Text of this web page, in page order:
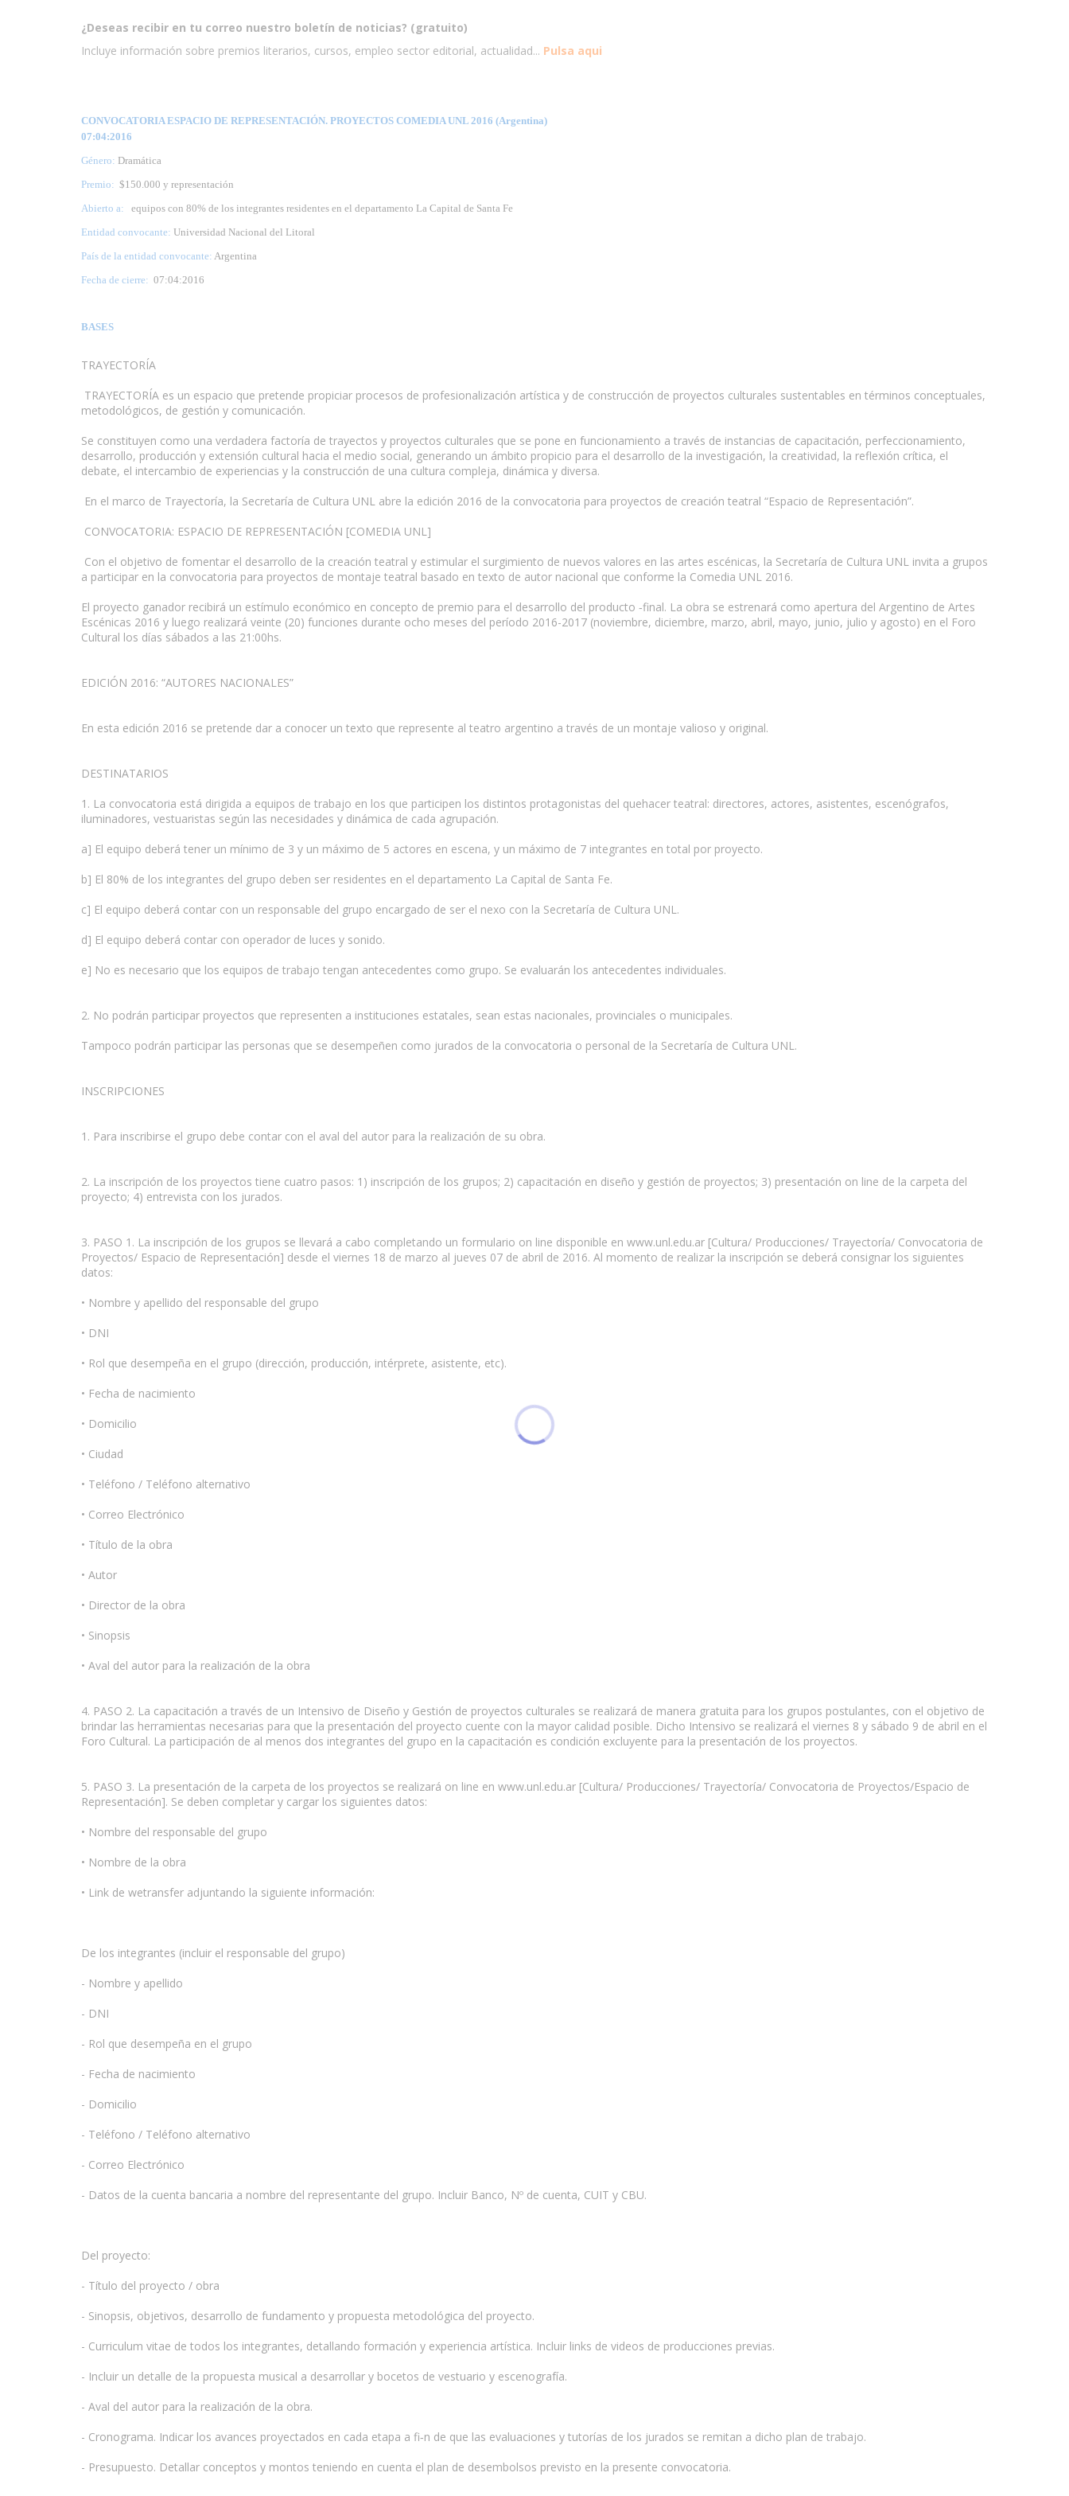
¿Deseas recibir en tu correo nuestro boletín de noticias? (gratuito)
Incluye información sobre premios literarios, cursos, empleo sector editorial, actualidad... Pulsa aqui
CONVOCATORIA ESPACIO DE REPRESENTACIÓN. PROYECTOS COMEDIA UNL 2016 (Argentina)
07:04:2016
Género: Dramática
Premio: $150.000 y representación
Abierto a: equipos con 80% de los integrantes residentes en el departamento La Capital de Santa Fe
Entidad convocante: Universidad Nacional del Litoral
País de la entidad convocante: Argentina
Fecha de cierre: 07:04:2016
BASES
TRAYECTORÍA
TRAYECTORÍA es un espacio que pretende propiciar procesos de profesionalización artística y de construcción de proyectos culturales sustentables en términos conceptuales,
metodológicos, de gestión y comunicación.
Se constituyen como una verdadera factoría de trayectos y proyectos culturales que se pone en funcionamiento a través de instancias de capacitación, perfeccionamiento,
desarrollo, producción y extensión cultural hacia el medio social, generando un ámbito propicio para el desarrollo de la investigación, la creatividad, la refl­exión crítica, el
debate, el intercambio de experiencias y la construcción de una cultura compleja, dinámica y diversa.
En el marco de Trayectoría, la Secretaría de Cultura UNL abre la edición 2016 de la convocatoria para proyectos de creación teatral “Espacio de Representación”.
CONVOCATORIA: ESPACIO DE REPRESENTACIÓN [COMEDIA UNL]
Con el objetivo de fomentar el desarrollo de la creación teatral y estimular el surgimiento de nuevos valores en las artes escénicas, la Secretaría de Cultura UNL invita a grupos
a participar en la convocatoria para proyectos de montaje teatral basado en texto de autor nacional que conforme la Comedia UNL 2016.
El proyecto ganador recibirá un estímulo económico en concepto de premio para el desarrollo del producto ‑final. La obra se estrenará como apertura del Argentino de Artes
Escénicas 2016 y luego realizará veinte (20) funciones durante ocho meses del período 2016-2017 (noviembre, diciembre, marzo, abril, mayo, junio, julio y agosto) en el Foro
Cultural los días sábados a las 21:00hs.
EDICIÓN 2016: “AUTORES NACIONALES”
En esta edición 2016 se pretende dar a conocer un texto que represente al teatro argentino a través de un montaje valioso y original.
DESTINATARIOS
1. La convocatoria está dirigida a equipos de trabajo en los que participen los distintos protagonistas del quehacer teatral: directores, actores, asistentes, escenógrafos,
iluminadores, vestuaristas según las necesidades y dinámica de cada agrupación.
a] El equipo deberá tener un mínimo de 3 y un máximo de 5 actores en escena, y un máximo de 7 integrantes en total por proyecto.
b] El 80% de los integrantes del grupo deben ser residentes en el departamento La Capital de Santa Fe.
c] El equipo deberá contar con un responsable del grupo encargado de ser el nexo con la Secretaría de Cultura UNL.
d] El equipo deberá contar con operador de luces y sonido.
e] No es necesario que los equipos de trabajo tengan antecedentes como grupo. Se evaluarán los antecedentes individuales.
2. No podrán participar proyectos que representen a instituciones estatales, sean estas nacionales, provinciales o municipales.
Tampoco podrán participar las personas que se desempeñen como jurados de la convocatoria o personal de la Secretaría de Cultura UNL.
INSCRIPCIONES
1. Para inscribirse el grupo debe contar con el aval del autor para la realización de su obra.
2. La inscripción de los proyectos tiene cuatro pasos: 1) inscripción de los grupos; 2) capacitación en diseño y gestión de proyectos; 3) presentación on line de la carpeta del
proyecto; 4) entrevista con los jurados.
3. PASO 1. La inscripción de los grupos se llevará a cabo completando un formulario on line disponible en www.unl.edu.ar [Cultura/ Producciones/ Trayectoría/ Convocatoria de
Proyectos/ Espacio de Representación] desde el viernes 18 de marzo al jueves 07 de abril de 2016. Al momento de realizar la inscripción se deberá consignar los siguientes
datos:
• Nombre y apellido del responsable del grupo
• DNI
• Rol que desempeña en el grupo (dirección, producción, intérprete, asistente, etc).
• Fecha de nacimiento
• Domicilio
• Ciudad
• Teléfono / Teléfono alternativo
• Correo Electrónico
• Título de la obra
• Autor
• Director de la obra
• Sinopsis
• Aval del autor para la realización de la obra
4. PASO 2. La capacitación a través de un Intensivo de Diseño y Gestión de proyectos culturales se realizará de manera gratuita para los grupos postulantes, con el objetivo de
brindar las herramientas necesarias para que la presentación del proyecto cuente con la mayor calidad posible. Dicho Intensivo se realizará el viernes 8 y sábado 9 de abril en el
Foro Cultural. La participación de al menos dos integrantes del grupo en la capacitación es condición excluyente para la presentación de los proyectos.
5. PASO 3. La presentación de la carpeta de los proyectos se realizará on line en www.unl.edu.ar [Cultura/ Producciones/ Trayectoría/ Convocatoria de Proyectos/Espacio de
Representación]. Se deben completar y cargar los siguientes datos:
• Nombre del responsable del grupo
• Nombre de la obra
• Link de wetransfer adjuntando la siguiente información:
De los integrantes (incluir el responsable del grupo)
- Nombre y apellido
- DNI
- Rol que desempeña en el grupo
- Fecha de nacimiento
- Domicilio
- Teléfono / Teléfono alternativo
- Correo Electrónico
- Datos de la cuenta bancaria a nombre del representante del grupo. Incluir Banco, Nº de cuenta, CUIT y CBU.
Del proyecto:
- Título del proyecto / obra
- Sinopsis, objetivos, desarrollo de fundamento y propuesta metodológica del proyecto.
- Curriculum vitae de todos los integrantes, detallando formación y experiencia artística. Incluir links de videos de producciones previas.
- Incluir un detalle de la propuesta musical a desarrollar y bocetos de vestuario y escenografía.
- Aval del autor para la realización de la obra.
- Cronograma. Indicar los avances proyectados en cada etapa a fi‑n de que las evaluaciones y tutorías de los jurados se remitan a dicho plan de trabajo.
- Presupuesto. Detallar conceptos y montos teniendo en cuenta el plan de desembolsos previsto en la presente convocatoria.